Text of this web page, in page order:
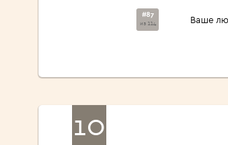
#87
из 114 Ваше
10